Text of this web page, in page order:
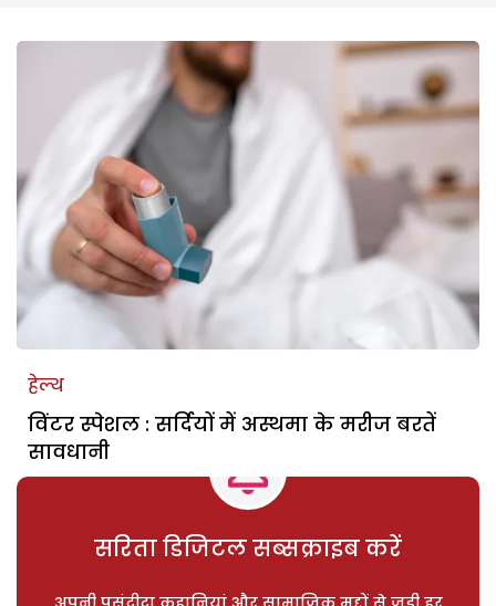
हेल्थ
विंटर स्पेशल : सर्दियों में अस्थमा के मरीज बरतें
सावधानी
सरिता डिजिटल सब्सक्राइब करें